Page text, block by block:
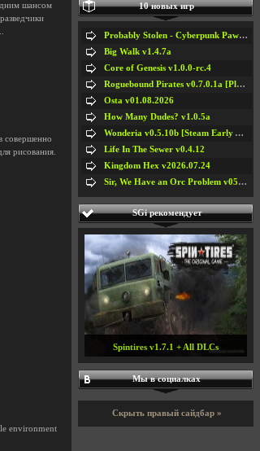
шансом
совершенно
рисования.
#6
#8
environment
10 новых игр
Probably Stolen - Cyberpunk Pawnshop Simulator v048c [Playtest]
Big Walk v1.4.7a
Core of Genesis v1.0.0-rc.4
Roguebound Pirates v0.7.0.1a [Playtest]
Osta v01.08.2026
How Many Dudes? v1.0.5a
Wonderia v0.5.10b [Steam Early Access]
Life In The Sewer v0.4.12
Kingdom Hex v2026.07.24
Sir, We Have an Orc Problem v05.08.2026
SGi рекомендует
Spintires v1.7.1 + All DLCs
Мы в социалках
Скрыть правый сайдбар »